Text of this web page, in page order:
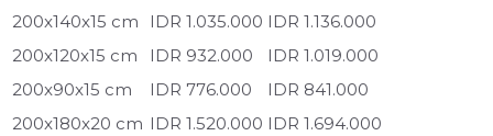
200x140x15 cm IDR 1.035.000 IDR 1.136.000
200x120x15 cm
IDR 932.000
IDR 1.019.000
200x90x15 cm
IDR 776.000
IDR 841.000
200x180x20 cm IDR 1.520.000 IDR 1.694.000